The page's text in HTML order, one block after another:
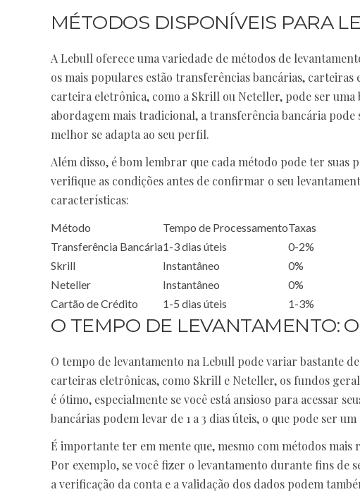
MÉTODOS DISPONÍVEIS PARA
A Lebull oferece uma variedade de métodos de
os mais populares estão transferências bancárias,
carteira eletrônica, como a Skrill ou Neteller, pode ser
abordagem mais tradicional, a transferência bancária
melhor se adapta ao seu perfil.
Além disso, é bom lembrar que cada método pode ter
verifique as condições antes de confirmar o seu
características:
Método Tempo de ProcessamentoTaxas
Transferência Bancária1-3 dias úteis
0-2%
Skrill
Instantâneo
0%
Neteller
Instantâneo
0%
Cartão de Crédito
1-5 dias úteis 1-3%
O TEMPO DE LEVANTAMENTO:
O tempo de levantamento na Lebull pode variar bastante
carteiras eletrônicas, como Skrill e Neteller, os fundos
é ótimo, especialmente se você está ansioso para acessar
bancárias podem levar de 1 a 3 dias úteis, o que pode ser
É importante ter em mente que, mesmo com métodos
Por exemplo, se você fizer o levantamento durante fins de
a verificação da conta e a validação dos dados podem